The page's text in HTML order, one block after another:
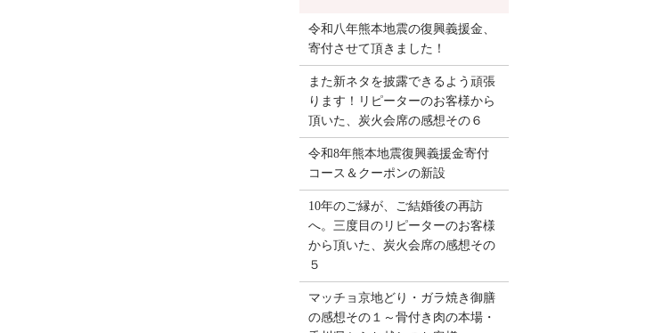
令和八年熊本地震の復興義援金、
寄付させて頂きました！
また新ネタを披露できるよう頑張
ります！リピーターのお客様から
頂いた、炭火会席の感想その６
令和8年熊本地震復興義援金寄付
コース＆クーポンの新設
10年のご縁が、ご結婚後の再訪
へ。三度目のリピーターのお客様
から頂いた、炭火会席の感想その
５
マッチョ京地どり・ガラ焼き御膳
の感想その１～骨付き肉の本場・